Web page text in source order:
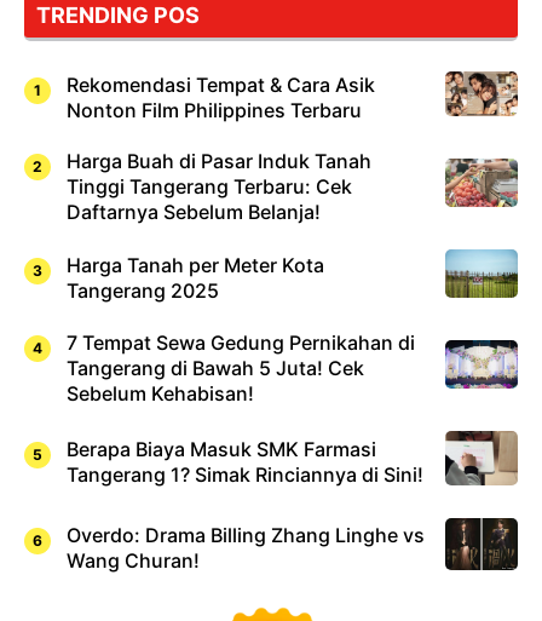
TRENDING POS
Rekomendasi Tempat & Cara Asik
Nonton Film Philippines Terbaru
Harga Buah di Pasar Induk Tanah
Tinggi Tangerang Terbaru: Cek
Daftarnya Sebelum Belanja!
Harga Tanah per Meter Kota
Tangerang 2025
7 Tempat Sewa Gedung Pernikahan di
Tangerang di Bawah 5 Juta! Cek
Sebelum Kehabisan!
Berapa Biaya Masuk SMK Farmasi
Tangerang 1? Simak Rinciannya di Sini!
Overdo: Drama Billing Zhang Linghe vs
Wang Churan!